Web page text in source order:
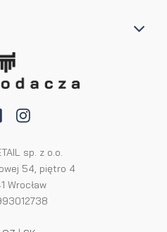
sp. z o.o.
54, piętro 4
Wrocław